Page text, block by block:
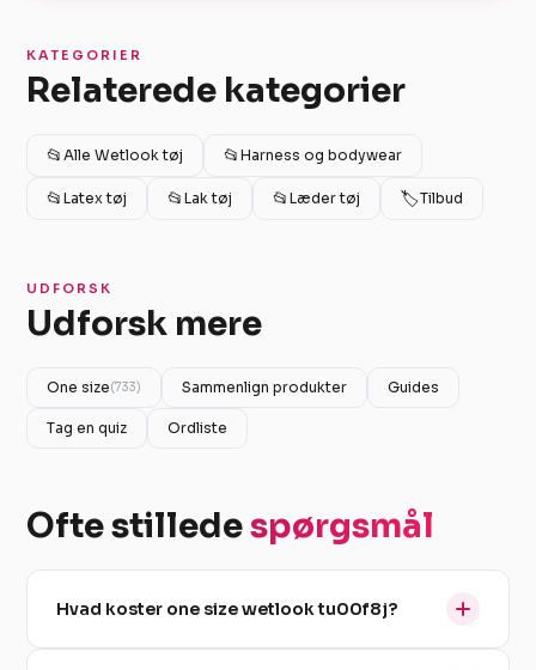
KATEGORIER
Relaterede kategorier
📂 Alle Wetlook tøj 📂 Harness og bodywear
📂 Latex tøj 📂 Lak tøj 📂 Læder tøj 🏷️Tilbud
UDFORSK
Udforsk mere
One size(733) Sammenlign produkter Guides
Tag en quiz Ordliste
Ofte stilledespørgsmål
Hvad koster one size wetlook tu00f8j?